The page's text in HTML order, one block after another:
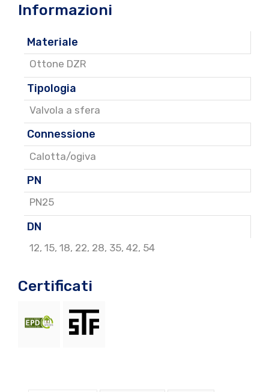
Informazioni
Materiale
Ottone DZR
Tipologia
Valvola a sfera
Connessione
Calotta/ogiva
PN
PN25
DN
12, 15, 18, 22, 28, 35, 42, 54
Certificati